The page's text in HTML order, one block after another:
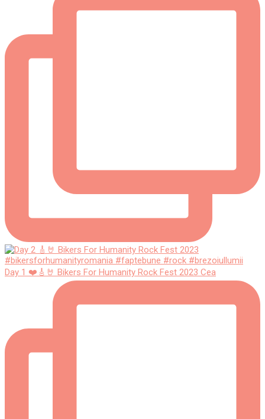
Day 1 ❤️🎸🤘 Bikers For Humanity Rock Fest 2023 Cea